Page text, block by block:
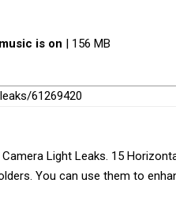
music is on | 156 MB
61269420
Light Leaks. 15
You can use them to